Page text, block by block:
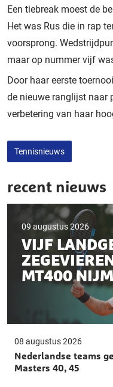
Een tiebreak moest de
Het was Rus die in rap
voorsprong.
maar op nummer vijf
Door haar eerste
de nieuwe ranglijst naar
verbetering van haar
Tennisnieuws
recent nieuws
09 augustus 2026
VIJF
MT400
08 augustus 2026
Nederlandse teams
Masters 40, 45